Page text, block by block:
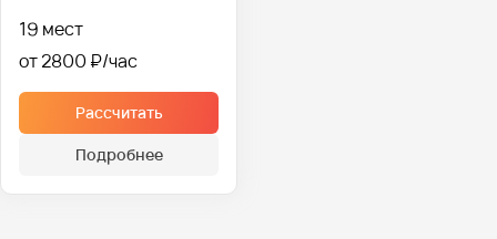
19 мест
от 2800 ₽
Рассчитать
Подробнее